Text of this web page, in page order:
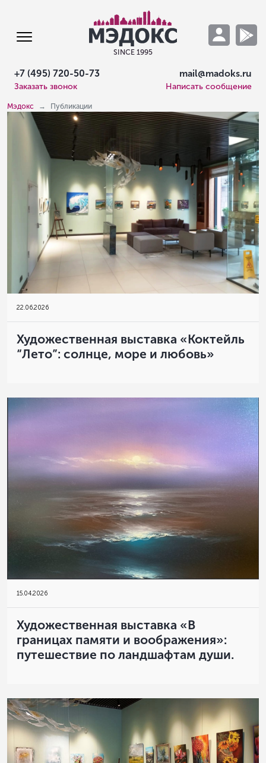
SINCE 1995
+7 (495) 720-50-73
Заказать звонок
mail@madoks.ru
Написать сообщение
Мэдокс Публикации
22.06.2026
Художественная выставка «Коктейль
“Лето”: солнце, море и любовь»
15.04.2026
Художественная выставка «В
границах памяти и воображения»:
путешествие по ландшафтам души.